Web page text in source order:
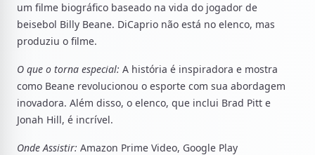
um filme biográfico baseado na vida do jogador de
beisebol Billy Beane. DiCaprio não está no elenco, mas
produziu o filme.
O que o torna especial: A história é inspiradora e mostra
como Beane revolucionou o esporte com sua abordagem
inovadora. Além disso, o elenco, que inclui Brad Pitt e
Jonah Hill, é incrível.
Onde Assistir: Amazon Prime Video, Google Play